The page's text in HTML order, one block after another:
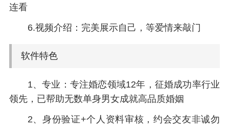
连看
6.视频介绍：完美展示自己，等爱情来敲门
软件特色
1、专业：专注婚恋领域12年，征婚成功率行业
领先，已帮助无数单身男女成就高品质婚姻
2、身份验证+个人资料审核，约会交友非诚勿